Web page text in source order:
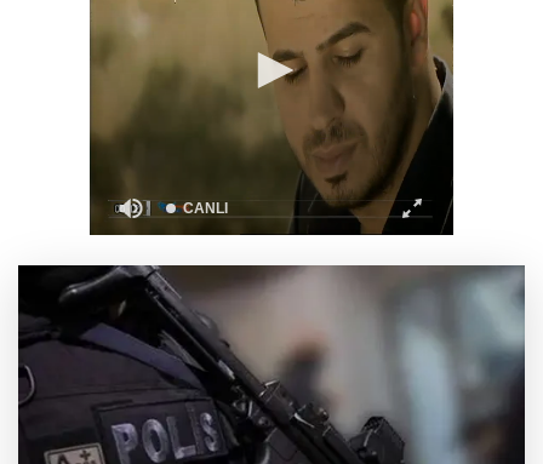
Bursa'da rahvan atları şampiyonluğa koştu
Havacılıkta Türkiye farkı... Havalimanlarında 7
ayda 138,7 milyon yolcu
İzmitli mahalle muhtarları Sarısu Gençlik
Kampı’nda ağırlandı